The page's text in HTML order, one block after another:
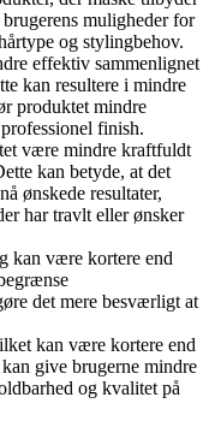
muligheder for
og stylingbehov.
effektiv sammenlignet
kan resultere i mindre
produktet mindre
finish.
være mindre kraftfuldt
kan betyde, at det
ønskede resultater,
har travlt eller ønsker
kan være kortere end
det mere besværligt at
kan være kortere end
give brugerne mindre
og kvalitet på